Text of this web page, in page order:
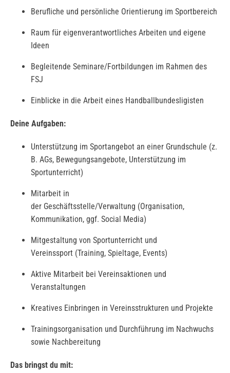
Berufliche und persönliche Orientierung im Sportbereich
Raum für eigenverantwortliches Arbeiten und eigene
Ideen
Begleitende Seminare/Fortbildungen im Rahmen des
FSJ
Einblicke in die Arbeit eines Handballbundesligisten
Deine Aufgaben:
Unterstützung im Sportangebot an einer Grundschule (z.
B. AGs, Bewegungsangebote, Unterstützung im
Sportunterricht)
Mitarbeit in
der Geschäftsstelle/Verwaltung (Organisation,
Kommunikation, ggf. Social Media)
Mitgestaltung von Sportunterricht und
Vereinssport (Training, Spieltage, Events)
Aktive Mitarbeit bei Vereinsaktionen und
Veranstaltungen
Kreatives Einbringen in Vereinsstrukturen und Projekte
Trainingsorganisation und Durchführung im Nachwuchs
sowie Nachbereitung
Das bringst du mit: